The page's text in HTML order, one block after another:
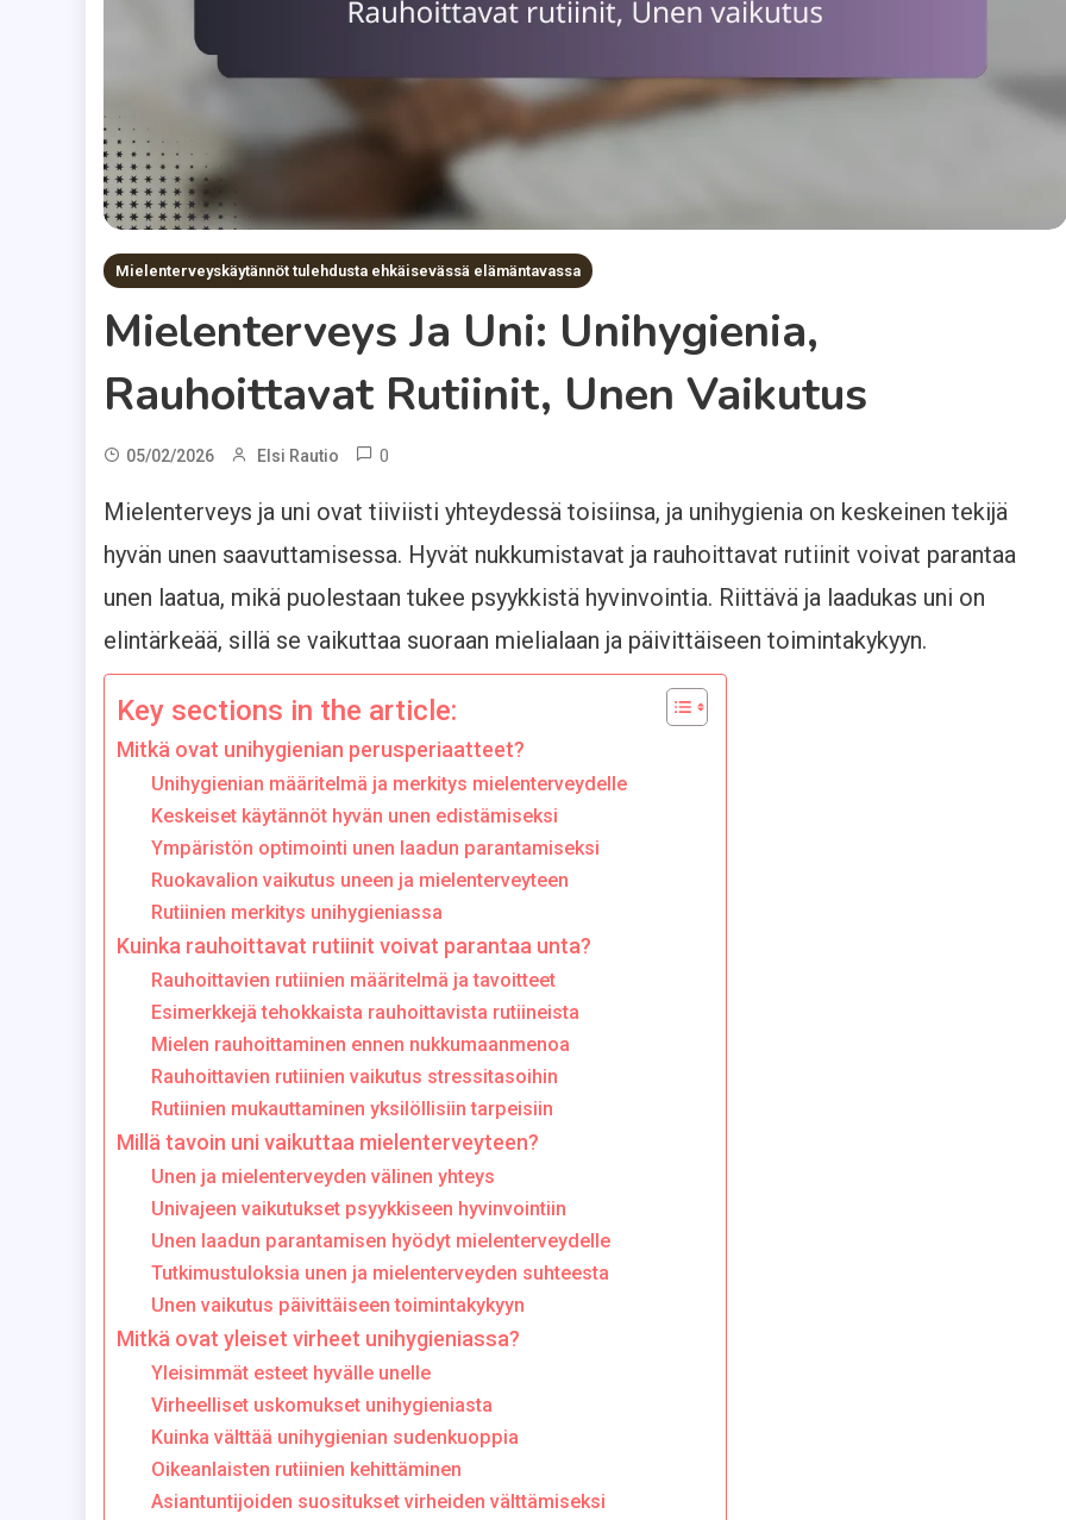
Mielenterveyskäytännöt tulehdusta ehkäisevässä elämäntavassa
Mielenterveys Ja Uni: Unihygienia,
Rauhoittavat Rutiinit, Unen Vaikutus
05/02/2026 Elsi Rautio 0
Mielenterveys ja uni ovat tiiviisti yhteydessä toisiinsa, ja unihygienia on keskeinen tekijä
hyvän unen saavuttamisessa. Hyvät nukkumistavat ja rauhoittavat rutiinit voivat parantaa
unen laatua, mikä puolestaan tukee psyykkistä hyvinvointia. Riittävä ja laadukas uni on
elintärkeää, sillä se vaikuttaa suoraan mielialaan ja päivittäiseen toimintakykyyn.
Key sections in the article:
Mitkä ovat unihygienian perusperiaatteet?
Unihygienian määritelmä ja merkitys mielenterveydelle
Keskeiset käytännöt hyvän unen edistämiseksi
Ympäristön optimointi unen laadun parantamiseksi
Ruokavalion vaikutus uneen ja mielenterveyteen
Rutiinien merkitys unihygieniassa
Kuinka rauhoittavat rutiinit voivat parantaa unta?
Rauhoittavien rutiinien määritelmä ja tavoitteet
Esimerkkejä tehokkaista rauhoittavista rutiineista
Mielen rauhoittaminen ennen nukkumaanmenoa
Rauhoittavien rutiinien vaikutus stressitasoihin
Rutiinien mukauttaminen yksilöllisiin tarpeisiin
Millä tavoin uni vaikuttaa mielenterveyteen?
Unen ja mielenterveyden välinen yhteys
Univajeen vaikutukset psyykkiseen hyvinvointiin
Unen laadun parantamisen hyödyt mielenterveydelle
Tutkimustuloksia unen ja mielenterveyden suhteesta
Unen vaikutus päivittäiseen toimintakykyyn
Mitkä ovat yleiset virheet unihygieniassa?
Yleisimmät esteet hyvälle unelle
Virheelliset uskomukset unihygieniasta
Kuinka välttää unihygienian sudenkuoppia
Oikeanlaisten rutiinien kehittäminen
Asiantuntijoiden suositukset virheiden välttämiseksi